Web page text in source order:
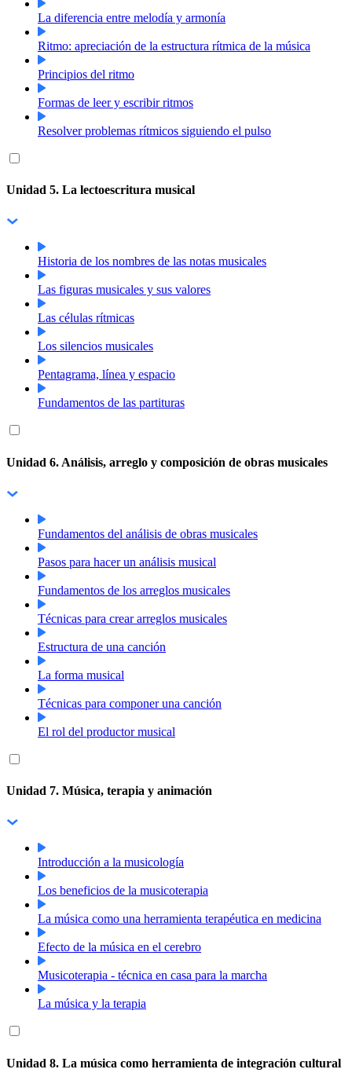
La diferencia entre melodía y armonía
Ritmo: apreciación de la estructura rítmica de la música
Principios del ritmo
Formas de leer y escribir ritmos
Resolver problemas rítmicos siguiendo el pulso
Unidad 5. La lectoescritura musical
Historia de los nombres de las notas musicales
Las figuras musicales y sus valores
Las células rítmicas
Los silencios musicales
Pentagrama, línea y espacio
Fundamentos de las partituras
Unidad 6. Análisis, arreglo y composición de obras musicales
Fundamentos del análisis de obras musicales
Pasos para hacer un análisis musical
Fundamentos de los arreglos musicales
Técnicas para crear arreglos musicales
Estructura de una canción
La forma musical
Técnicas para componer una canción
El rol del productor musical
Unidad 7. Música, terapia y animación
Introducción a la musicología
Los beneficios de la musicoterapia
La música como una herramienta terapéutica en medicina
Efecto de la música en el cerebro
Musicoterapia - técnica en casa para la marcha
La música y la terapia
Unidad 8. La música como herramienta de integración cultural